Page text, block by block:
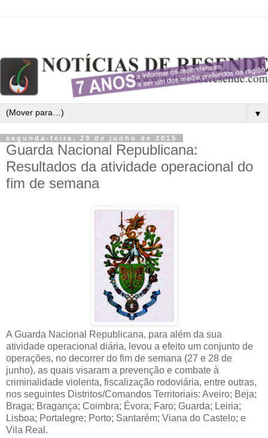
▼
segunda-feira, 29 de junho de 2015
Guarda Nacional Republicana:
Resultados da atividade operacional do
fim de semana
A Guarda Nacional Republicana, para além da sua
atividade operacional diária, levou a efeito um conjunto de
operações, no decorrer do fim de semana (27 e 28 de
junho), as quais visaram a prevenção e combate à
criminalidade violenta, fiscalização rodoviária, entre outras,
nos seguintes Distritos/Comandos Territoriais: Aveiro; Beja;
Braga; Bragança; Coimbra; Évora; Faro; Guarda; Leiria;
Lisboa; Portalegre; Porto; Santarém; Viana do Castelo; e
Vila Real.